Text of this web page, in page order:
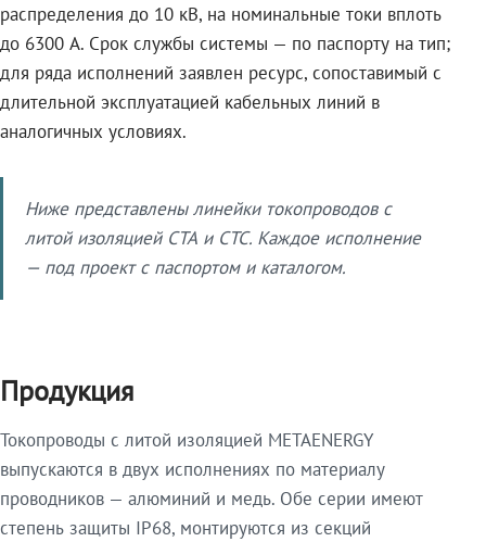
распределения до 10 кВ, на номинальные токи вплоть
до 6300 А. Срок службы системы — по паспорту на тип;
для ряда исполнений заявлен ресурс, сопоставимый с
длительной эксплуатацией кабельных линий в
аналогичных условиях.
Ниже представлены линейки токопроводов с
литой изоляцией СТА и СТС. Каждое исполнение
— под проект с паспортом и каталогом.
Продукция
Токопроводы с литой изоляцией METAENERGY
выпускаются в двух исполнениях по материалу
проводников — алюминий и медь. Обе серии имеют
степень защиты IP68, монтируются из секций